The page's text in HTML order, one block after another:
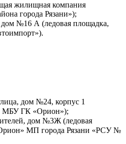
жилищная компания
города Рязани»);
№16 А (ледовая площадка,
дом №24, корпус 1
МБУ ГК «Орион»);
дом №3Ж (ледовая
МП города Рязани «РСУ №